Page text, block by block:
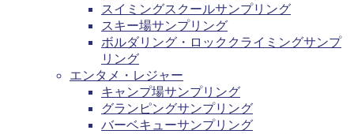
スイミングスクールサンプリング
スキー場サンプリング
ボルダリング・ロッククライミングサンプ
リング
エンタメ・レジャー
キャンプ場サンプリング
グランピングサンプリング
バーベキューサンプリング